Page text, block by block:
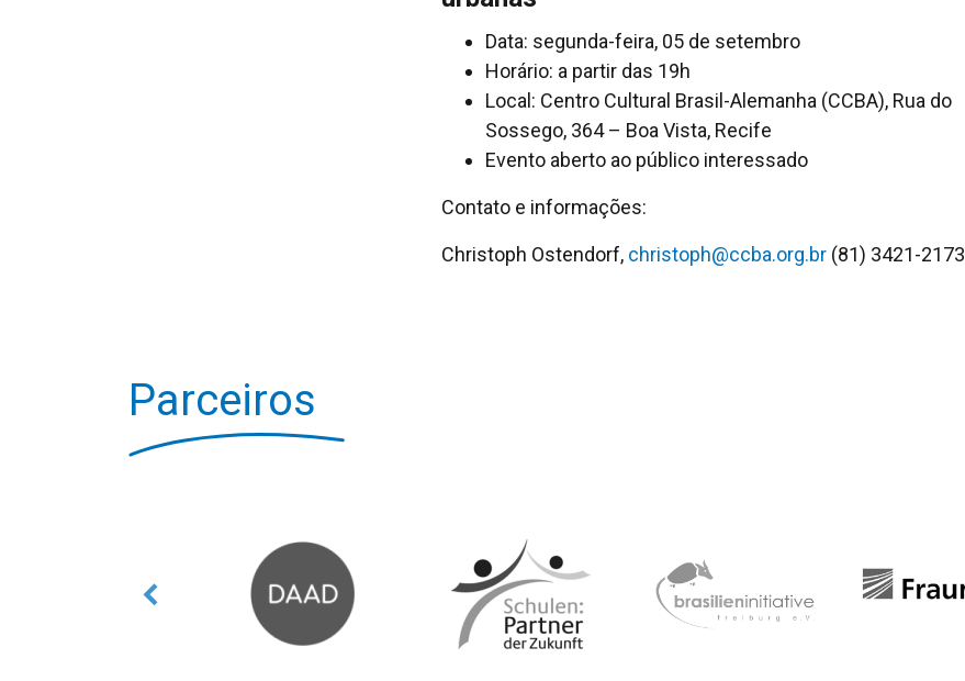
Data: segunda-feira, 05 de setembro
Horário: a partir das 19h
Local: Centro Cultural Brasil-Alemanha (CCBA), Rua do
Sossego, 364 – Boa Vista, Recife
Evento aberto ao público interessado
Contato e informações:
Christoph Ostendorf, christoph@ccba.org.br (81) 3421-2173
Parceiros